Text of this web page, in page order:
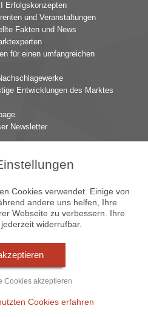
Erfolgskonzepten
und Veranstaltungen
Fakten und News
für einen umfangreichen
Entwicklungen des Marktes
Newsletter
Cookies verwendet. Einige von
andere uns helfen, Ihre
Webseite zu verbessern. Ihre
widerrufbar.
Cookies akzeptieren
Cookies erfahren